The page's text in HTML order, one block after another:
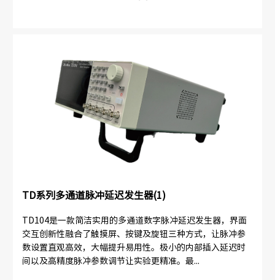
TD系列多通道脉冲延迟发生器(1)
TD104是一款简洁实用的多通道数字脉冲延迟发生器，界面
交互创新性融合了触摸屏、按键及旋钮三种方式，让脉冲参
数设置直观高效，大幅提升易用性。极小的内部插入延迟时
间以及高精度脉冲参数调节让实验更精准。最...